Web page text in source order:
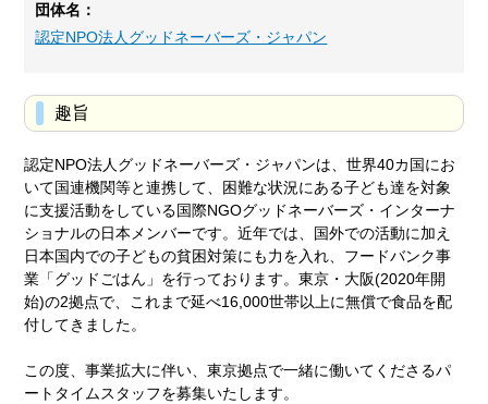
団体名：
認定NPO法人グッドネーバーズ・ジャパン
趣旨
認定NPO法人グッドネーバーズ・ジャパンは、世界40カ国にお
いて国連機関等と連携して、困難な状況にある子ども達を対象
に支援活動をしている国際NGOグッドネーバーズ・インターナ
ショナルの日本メンバーです。近年では、国外での活動に加え
日本国内での子どもの貧困対策にも力を入れ、フードバンク事
業「グッドごはん」を行っております。東京・大阪(2020年開
始)の2拠点で、これまで延べ16,000世帯以上に無償で食品を配
付してきました。
この度、事業拡大に伴い、東京拠点で一緒に働いてくださるパ
ートタイムスタッフを募集いたします。